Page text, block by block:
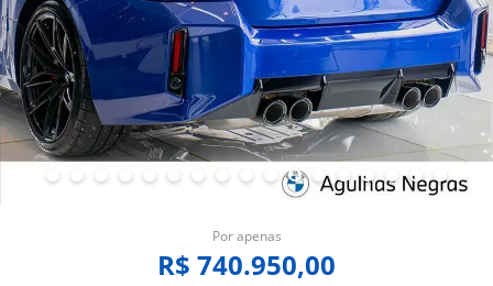
Por apenas
R$ 740.950,00